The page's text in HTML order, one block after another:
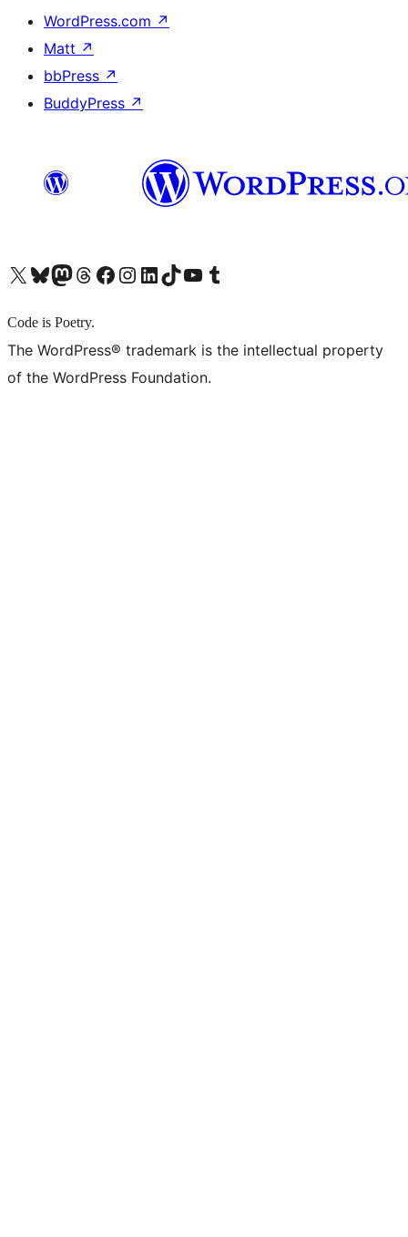
WordPress.com ↗
Matt ↗
bbPress ↗
BuddyPress ↗
X (旧 Twitter) アカウントへBluesky アカウントへMastodon アカウントへThreads アカウントへ Facebook ページへInstagram アカウントへ LinkedIn アカウントへTikTok アカウントへYouTube チャンネルへ Tumblr アカウントへ
Code is Poetry.
The WordPress® trademark is the intellectual property
of the WordPress Foundation.